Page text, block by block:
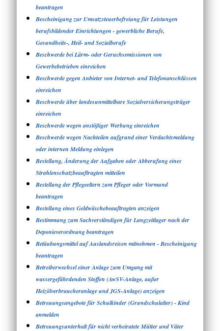
beantragen
Bescheinigung zur Umsatzsteuerbefreiung für Leistungen
berufsbildender Einrichtungen - gewerbliche Berufe,
Gesundheits-, Heil- und Sozialberufe
Beschwerde bei Lärm- oder Geruchsemissionen von
Gewerbebetrieben einreichen
Beschwerde gegen Anbieter von Internet- und Telefonanschlüssen
einreichen
Beschwerde über landesunmittelbare Sozialversicherungsträger
einreichen
Beschwerde wegen anstößiger Werbung einreichen
Beschwerde wegen Nachteilen aufgrund einer Verdachtsmeldung
oder internen Meldung einlegen
Bestellung, Änderung der Aufgaben oder Abberufung eines
Strahlenschutzbeauftragten mitteilen
Bestellung der Pflegeeltern zum Pfleger oder Vormund
beantragen
Bestellung eines Geldwäschebeauftragten anzeigen
Bestimmung zum Sachverständigen für Langzeitlager nach der
Deponieverordnung beantragen
Betäubungsmittel auf Auslandsreisen mitnehmen - Bescheinigung
beantragen
Betreiberwechsel einer Anlage zum Umgang mit
wassergefährdenden Stoffen (AwSV-Anlage, außer
Heizölverbraucheranlage und JGS-Anlage) anzeigen
Betreuungsangebote für Schulkinder (Grundschulalter) - Kind
anmelden
Betreuungsunterhalt für nicht verheiratete Mütter und Väter